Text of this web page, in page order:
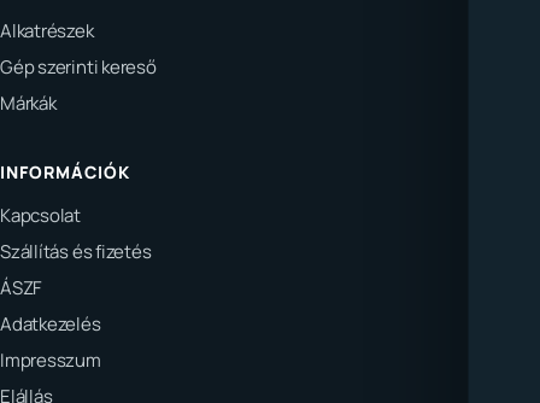
Alkatrészek
Gép szerinti kereső
Márkák
INFORMÁCIÓK
Kapcsolat
Szállítás és fizetés
ÁSZF
Adatkezelés
Impresszum
Elállás